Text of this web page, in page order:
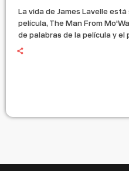
La vida de James Lavelle
película, The Man From
de palabras de la película y
Man From Uncle, como el
sonora de la película incluirá